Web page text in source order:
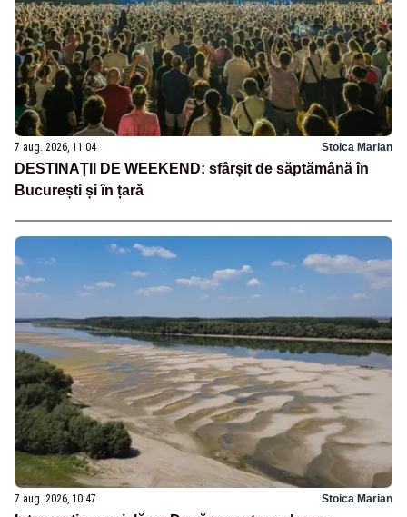
7 aug. 2026, 11:04 Stoica Marian
DESTINAȚII DE WEEKEND: sfârșit de săptămână în
București și în țară
7 aug. 2026, 10:47 Stoica Marian